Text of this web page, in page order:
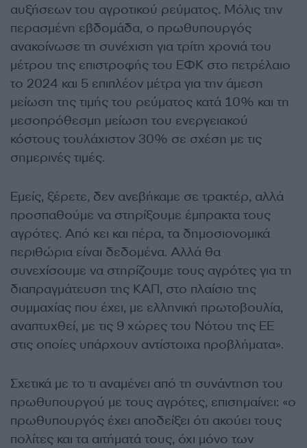
αυξήσεων του αγροτικού ρεύματος. Μόλις την
περασμένη εβδομάδα, ο πρωθυπουργός
ανακοίνωσε τη συνέχιση για τρίτη χρονιά του
μέτρου της επιστροφής του ΕΦΚ στο πετρέλαιο
το 2024 και 5 επιπλέον μέτρα για την άμεση
μείωση της τιμής του ρεύματος κατά 10% και τη
μεσοπρόθεσμη μείωση του ενεργειακού
κόστους τουλάχιστον 30% σε σχέση με τις
σημερινές τιμές.
Εμείς, ξέρετε, δεν ανεβήκαμε σε τρακτέρ, αλλά
προσπαθούμε να στηρίξουμε έμπρακτα τους
αγρότες. Από κει και πέρα, τα δημοσιονομικά
περιθώρια είναι δεδομένα. Αλλά θα
συνεχίσουμε να στηρίζουμε τους αγρότες για τη
διαπραγμάτευση της ΚΑΠ, στο πλαίσιο της
συμμαχίας που έχει, με ελληνική πρωτοβουλία,
αναπτυχθεί, με τις 9 χώρες του Νότου της ΕΕ
στις οποίες υπάρχουν αντίστοιχα προβλήματα».
Σχετικά με το τι αναμένει από τη συνάντηση του
πρωθυπουργού με τους αγρότες, επισημαίνει: «ο
πρωθυπουργός έχει αποδείξει ότι ακούει τους
πολίτες και τα αιτήματά τους, όχι μόνο των